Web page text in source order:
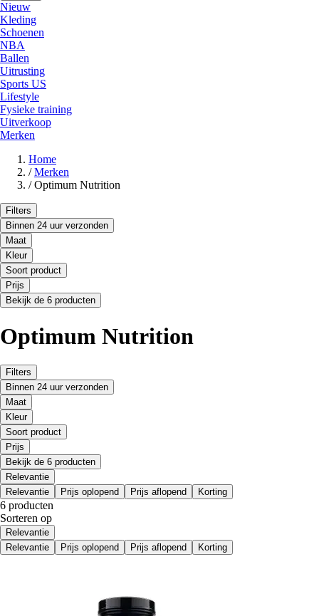
Nieuw
Kleding
Schoenen
NBA
Ballen
Uitrusting
Sports US
Lifestyle
Fysieke training
Uitverkoop
Merken
Home
/ Merken
/ Optimum Nutrition
Filters
Binnen 24 uur verzonden
Maat
Kleur
Soort product
Prijs
Bekijk de 6 producten
Optimum Nutrition
Filters
Binnen 24 uur verzonden
Maat
Kleur
Soort product
Prijs
Bekijk de 6 producten
Relevantie
Relevantie
Prijs oplopend Prijs aflopend Korting
6 producten
Sorteren op
Relevantie
Relevantie
Prijs oplopend Prijs aflopend Korting